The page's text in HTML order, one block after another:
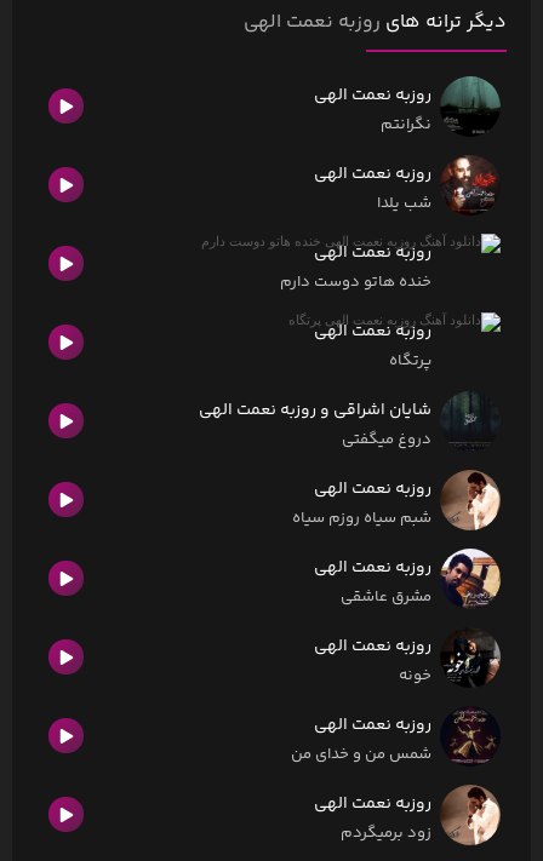
دیگر ترانه های روزبه نعمت الهی
روزبه نعمت الهی
نگرانتم
روزبه نعمت الهی
شب یلدا
روزبه نعمت الهی
خنده هاتو دوست دارم
روزبه نعمت الهی
پرتگاه
شایان اشراقی و روزبه نعمت الهی
دروغ میگفتی
روزبه نعمت الهی
شبم سیاه روزم سیاه
روزبه نعمت الهی
مشرق عاشقی
روزبه نعمت الهی
خونه
روزبه نعمت الهی
شمس من و خدای من
روزبه نعمت الهی
زود برمیگردم